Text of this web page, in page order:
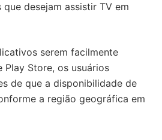
desejam assistir TV em
serem facilmente
Play Store, os usuários
de que a disponibilidade de
a região geográfica em